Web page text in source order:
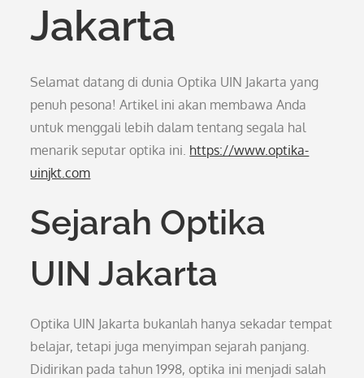
Jakarta
Selamat datang di dunia Optika UIN Jakarta yang
penuh pesona! Artikel ini akan membawa Anda
untuk menggali lebih dalam tentang segala hal
menarik seputar optika ini. https://www.optika-
uinjkt.com
Sejarah Optika
UIN Jakarta
Optika UIN Jakarta bukanlah hanya sekadar tempat
belajar, tetapi juga menyimpan sejarah panjang.
Didirikan pada tahun 1998, optika ini menjadi salah